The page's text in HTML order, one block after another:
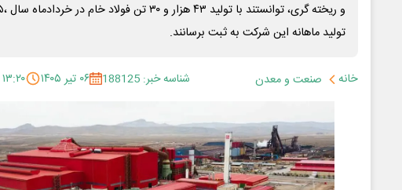
تولید ماهانه این شرکت به ثبت برسانند.
خانه صنعت و معدن شناسه خبر: 188125 ۰۶ تیر ۱۴۰۵ ۱۳:۲۰